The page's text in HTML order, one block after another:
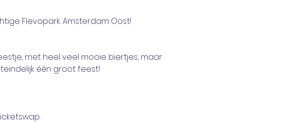
Flevopark. Amsterdam Oost!
met heel veel mooie biertjes, maar
één groot feest!